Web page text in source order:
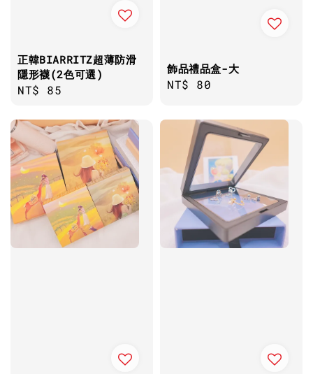
正韓BIARRITZ超薄防滑
隱形襪(2色可選)
Regular
NT$ 85
飾品禮品盒-大
Regular
NT$ 80